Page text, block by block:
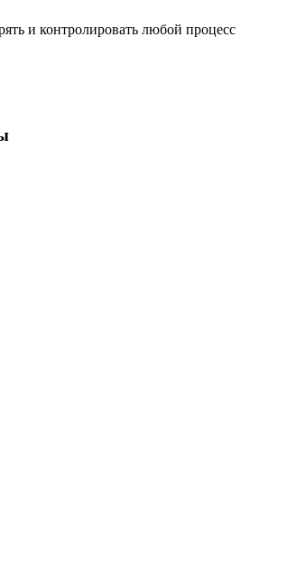
и контролировать любой процесс